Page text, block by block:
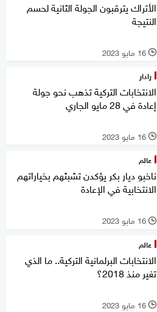
الأتراك يترقبون الجولة الثانية لحسم
النتيجة
l 16 مايو 2023
رادار
الانتخابات التركية تذهب نحو جولة
إعادة في 28 مايو الجاري
l 16 مايو 2023
عالم
ناخبو ديار بكر يؤكدن تشبثهم بخياراتهم
الانتخابية في الإعادة
l 16 مايو 2023
عالم
الانتخابات البرلمانية التركية.. ما الذي
تغير منذ 2018؟
l 16 مايو 2023